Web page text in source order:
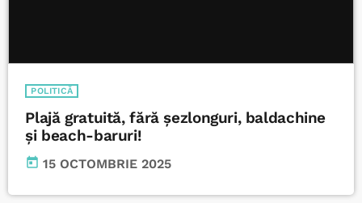
POLITICĂ
Plajă gratuită, fără șezlonguri, baldachine
și beach-baruri!
today 15 OCTOMBRIE 2025